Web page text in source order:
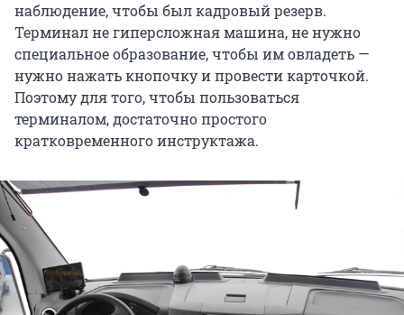
наблюдение, чтобы был кадровый резерв.
Терминал не гиперсложная машина, не нужно
специальное образование, чтобы им овладеть —
нужно нажать кнопочку и провести карточкой.
Поэтому для того, чтобы пользоваться
терминалом, достаточно простого
кратковременного инструктажа.